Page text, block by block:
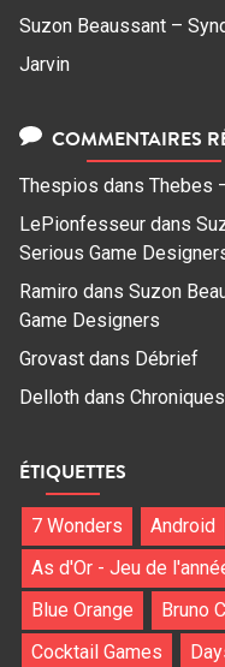
Suzon Beaussant –
Jarvin
COMMENTAIRES
Thespios dans Thebes
LePionfesseur dans
Serious Game
Ramiro dans Suzon
Game Designers
Grovast dans Débrief
Delloth dans
ÉTIQUETTES
7 Wonders Android
As d'Or - Jeu de
Blue Orange
Bruno
Cocktail Games